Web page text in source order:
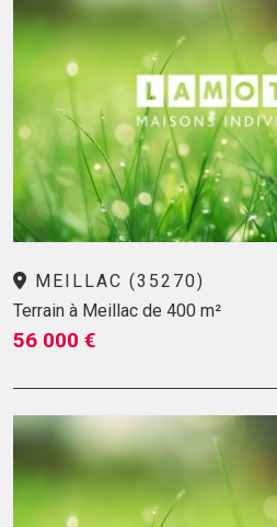
MEILLAC (35270)
Terrain à Meillac de 400 m²
56 000 €